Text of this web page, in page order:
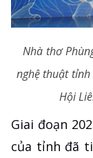
Nhà thơ
nghệ thuật
Hội
Giai đoạn
của tỉnh đã